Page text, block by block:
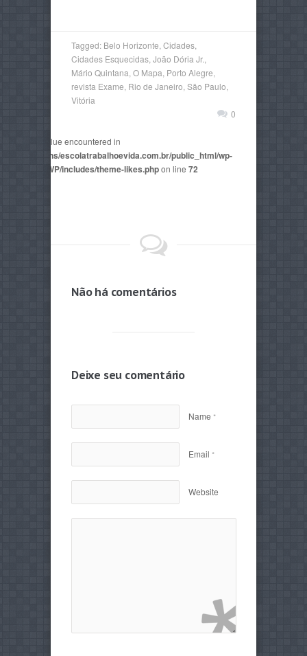
Tagged: Belo Horizonte Cidades
Cidades Esquecidas João Dória Jr.
Mário Quintana O Mapa Porto Alegre
revista Exame Rio de Janeiro São Paulo
Vitória
0
numeric value encountered in
domains/escolatrabalhoevida.com.br/public_html/wp-
AegaeusWP/includes/theme-likes.phpon line 72
Não há comentários
Deixe seu comentário
Name *
Email *
Website